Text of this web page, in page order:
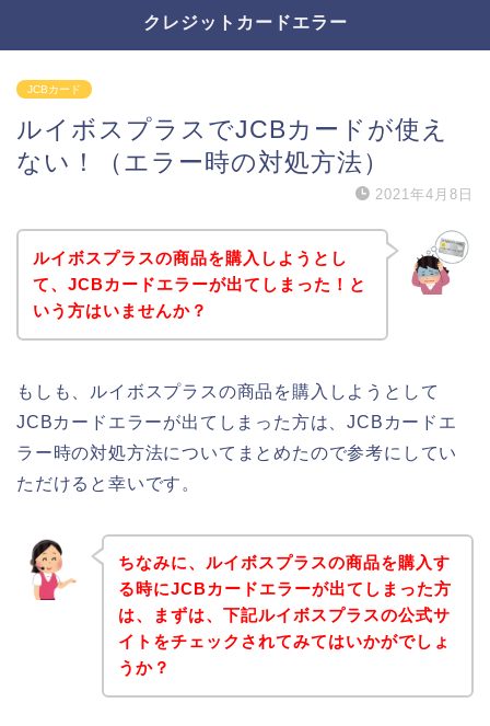
クレジットカードエラー
JCBカード
ルイボスプラスでJCBカードが使え
ない！（エラー時の対処方法）
2021年4月8日
ルイボスプラスの商品を購入しようとし
て、JCBカードエラーが出てしまった！と
いう方はいませんか？
もしも、ルイボスプラスの商品を購入しようとして
JCBカードエラーが出てしまった方は、JCBカードエ
ラー時の対処方法についてまとめたので参考にしてい
ただけると幸いです。
ちなみに、ルイボスプラスの商品を購入す
る時にJCBカードエラーが出てしまった方
は、まずは、下記ルイボスプラスの公式サ
イトをチェックされてみてはいかがでしょ
うか？